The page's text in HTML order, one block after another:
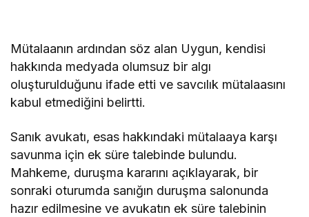
Mütalaanın ardından söz alan Uygun, kendisi
hakkında medyada olumsuz bir algı
oluşturulduğunu ifade etti ve savcılık mütalaasını
kabul etmediğini belirtti.
Sanık avukatı, esas hakkındaki mütalaaya karşı
savunma için ek süre talebinde bulundu.
Mahkeme, duruşma kararını açıklayarak, bir
sonraki oturumda sanığın duruşma salonunda
hazır edilmesine ve avukatın ek süre talebinin